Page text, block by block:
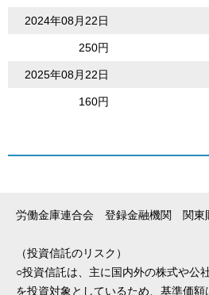
2024年08月22日
250円
2025年08月22日
160円
労働金庫連合会 登録金融機関 関東
（投資信託のリスク）
○投資信託は、主に国内外の株式や公
を投資対象としているため、基準価